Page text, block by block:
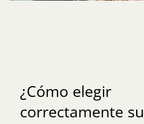
¿Cómo elegir
correctamente su